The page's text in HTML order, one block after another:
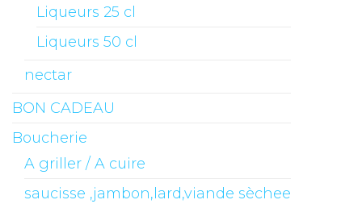
Liqueurs 25 cl
Liqueurs 50 cl
nectar
BON CADEAU
Boucherie
A griller / A cuire
saucisse ,jambon,lard,viande sèchee